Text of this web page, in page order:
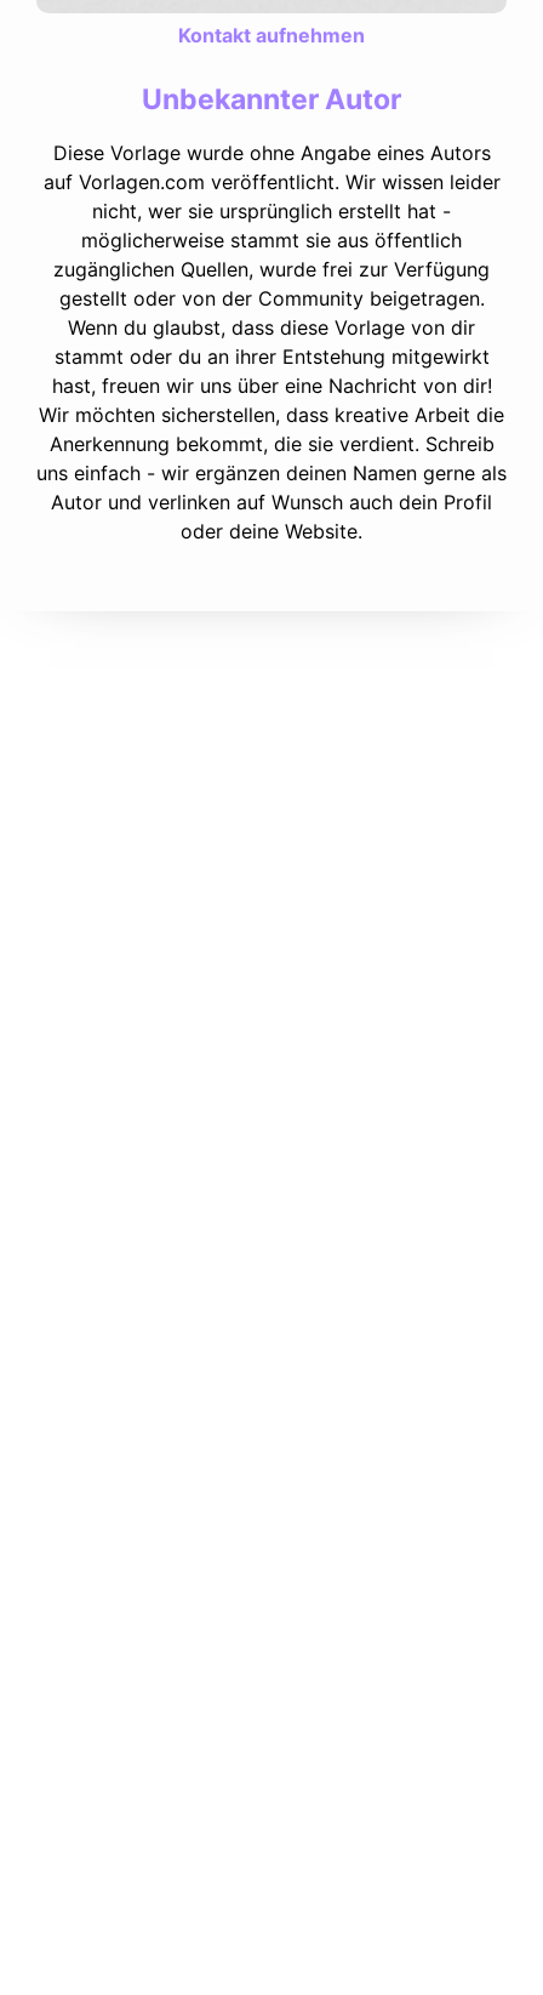
Kontakt aufnehmen
Unbekannter Autor
Diese Vorlage wurde ohne Angabe eines Autors
auf Vorlagen.com veröffentlicht. Wir wissen leider
nicht, wer sie ursprünglich erstellt hat -
möglicherweise stammt sie aus öffentlich
zugänglichen Quellen, wurde frei zur Verfügung
gestellt oder von der Community beigetragen.
Wenn du glaubst, dass diese Vorlage von dir
stammt oder du an ihrer Entstehung mitgewirkt
hast, freuen wir uns über eine Nachricht von dir!
Wir möchten sicherstellen, dass kreative Arbeit die
Anerkennung bekommt, die sie verdient. Schreib
uns einfach - wir ergänzen deinen Namen gerne als
Autor und verlinken auf Wunsch auch dein Profil
oder deine Website.